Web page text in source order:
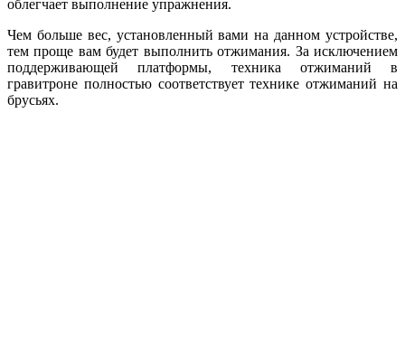
облегчает выполнение упражнения.
Чем больше вес, установленный вами на данном устройстве,
тем проще вам будет выполнить отжимания. За исключением
поддерживающей платформы, техника отжиманий в
гравитроне полностью соответствует технике отжиманий на
брусьях.